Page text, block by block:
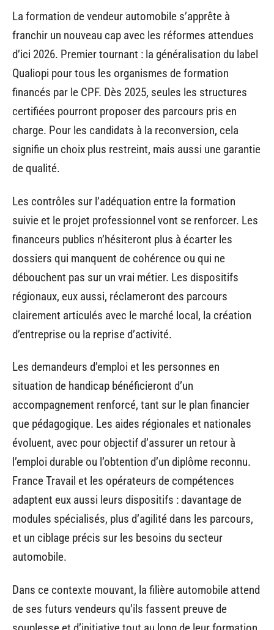
La formation de vendeur automobile s’apprête à
franchir un nouveau cap avec les réformes attendues
d’ici 2026. Premier tournant : la généralisation du label
Qualiopi pour tous les organismes de formation
financés par le CPF. Dès 2025, seules les structures
certifiées pourront proposer des parcours pris en
charge. Pour les candidats à la reconversion, cela
signifie un choix plus restreint, mais aussi une garantie
de qualité.
Les contrôles sur l’adéquation entre la formation
suivie et le projet professionnel vont se renforcer. Les
financeurs publics n’hésiteront plus à écarter les
dossiers qui manquent de cohérence ou qui ne
débouchent pas sur un vrai métier. Les dispositifs
régionaux, eux aussi, réclameront des parcours
clairement articulés avec le marché local, la création
d’entreprise ou la reprise d’activité.
Les demandeurs d’emploi et les personnes en
situation de handicap bénéficieront d’un
accompagnement renforcé, tant sur le plan financier
que pédagogique. Les aides régionales et nationales
évoluent, avec pour objectif d’assurer un retour à
l’emploi durable ou l’obtention d’un diplôme reconnu.
France Travail et les opérateurs de compétences
adaptent eux aussi leurs dispositifs : davantage de
modules spécialisés, plus d’agilité dans les parcours,
et un ciblage précis sur les besoins du secteur
automobile.
Dans ce contexte mouvant, la filière automobile attend
de ses futurs vendeurs qu’ils fassent preuve de